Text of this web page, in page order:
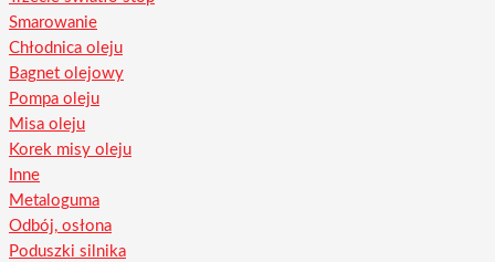
Smarowanie
Chłodnica oleju
Bagnet olejowy
Pompa oleju
Misa oleju
Korek misy oleju
Inne
Metaloguma
Odbój, osłona
Poduszki silnika